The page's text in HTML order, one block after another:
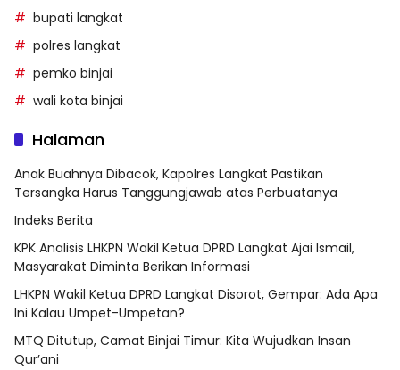
bupati langkat
polres langkat
pemko binjai
wali kota binjai
Halaman
Anak Buahnya Dibacok, Kapolres Langkat Pastikan
Tersangka Harus Tanggungjawab atas Perbuatanya
Indeks Berita
KPK Analisis LHKPN Wakil Ketua DPRD Langkat Ajai Ismail,
Masyarakat Diminta Berikan Informasi
LHKPN Wakil Ketua DPRD Langkat Disorot, Gempar: Ada Apa
Ini Kalau Umpet-Umpetan?
MTQ Ditutup, Camat Binjai Timur: Kita Wujudkan Insan
Qur’ani